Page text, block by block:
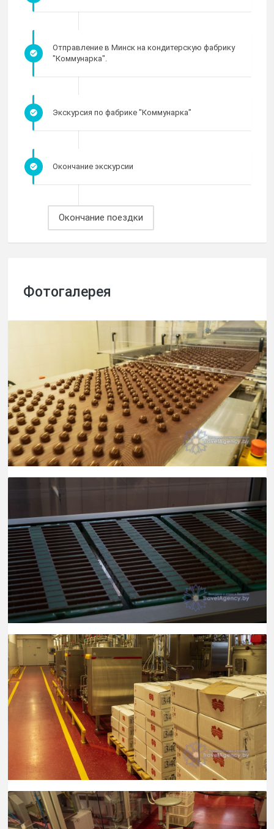
Отправление в Минск на кондитерскую фабрику
"Коммунарка".
Экскурсия по фабрике "Коммунарка"
Окончание экскурсии
Фотогалерея